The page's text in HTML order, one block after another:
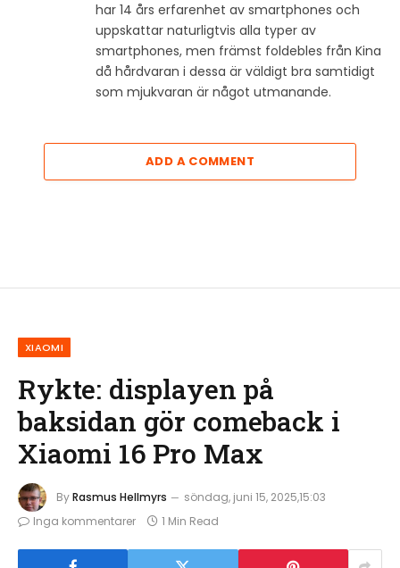
har 14 års erfarenhet av smartphones och
uppskattar naturligtvis alla typer av
smartphones, men främst foldebles från Kina
då hårdvaran i dessa är väldigt bra samtidigt
som mjukvaran är något utmanande.
ADD A COMMENT
XIAOMI
Rykte: displayen på
baksidan gör comeback i
Xiaomi 16 Pro Max
ByRasmus Hellmyrs
söndag, juni 15, 2025,15:03
Inga kommentarer
1 Min Read